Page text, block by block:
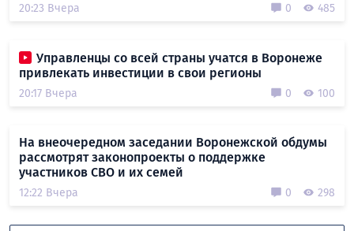
20:23 Вчера 0 485
Управленцы со всей страны учатся в Воронеже
привлекать инвестиции в свои регионы
20:17 Вчера 0 100
На внеочередном заседании Воронежской обдумы
рассмотрят законопроекты о поддержке
участников СВО и их семей
12:22 Вчера 0 298